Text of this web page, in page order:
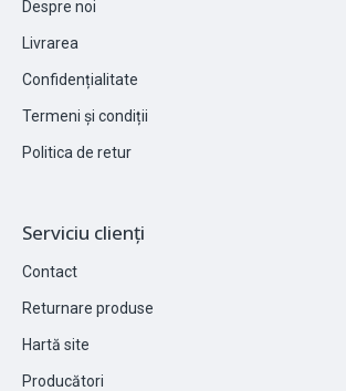
Despre noi
Livrarea
Confidențialitate
Termeni și condiții
Politica de retur
Serviciu clienți
Contact
Returnare produse
Hartă site
Producători